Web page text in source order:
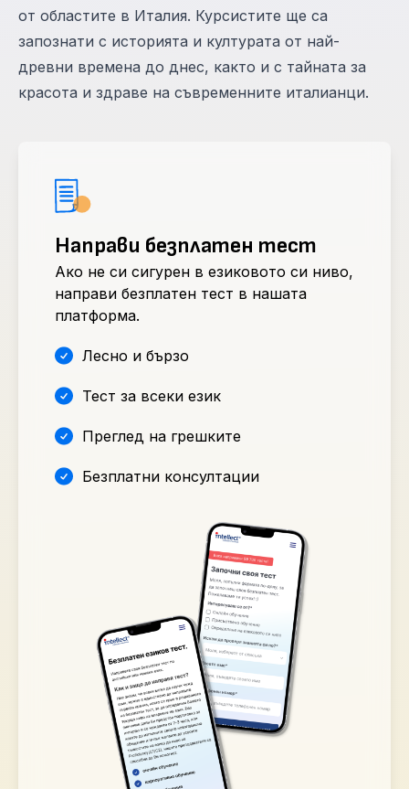
от областите в Италия. Курсистите ще са
запознати с историята и културата от най-
древни времена до днес, както и с тайната за
красота и здраве на съвременните италианци.
Направи безплатен тест
Ако не си сигурен в езиковото си ниво,
направи безплатен тест в нашата
платформа.
Лесно и бързо
Тест за всеки език
Преглед на грешките
Безплатни консултации